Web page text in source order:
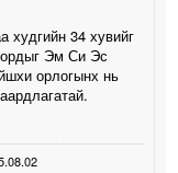
худгийн 34 хувийг
ордыг Эм Си Эс
орлогынх нь